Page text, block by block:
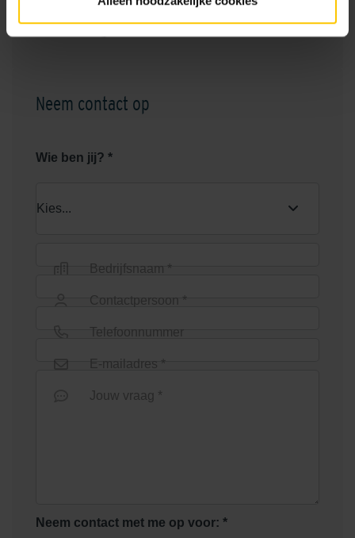
Neem contact op
Wie ben jij? *
Bedrijfsnaam *
Contactpersoon *
Telefoonnummer
E-mailadres *
Jouw vraag *
Neem contact met me op voor: *